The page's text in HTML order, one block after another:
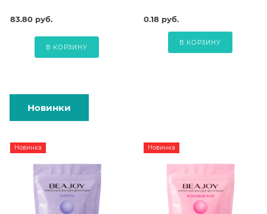
83.80 руб.
В КОРЗИНУ
0.18 руб.
В КОРЗИНУ
Новинки
Новинка Новинка